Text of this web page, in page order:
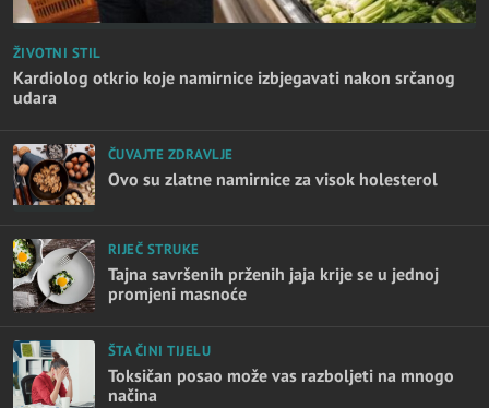
ŽIVOTNI STIL
Kardiolog otkrio koje namirnice izbjegavati nakon srčanog
udara
ČUVAJTE ZDRAVLJE
Ovo su zlatne namirnice za visok holesterol
RIJEČ STRUKE
Tajna savršenih prženih jaja krije se u jednoj
promjeni masnoće
ŠTA ČINI TIJELU
Toksičan posao može vas razboljeti na mnogo
načina